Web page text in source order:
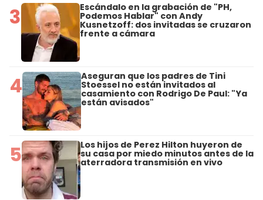
3 Escándalo en la grabación de "PH,
Podemos Hablar" con Andy
Kusnetzoff: dos invitadas se cruzaron
frente a cámara
4 Aseguran que los padres de Tini
Stoessel no están invitados al
casamiento con Rodrigo De Paul: "Ya
están avisados"
5 Los hijos de Perez Hilton huyeron de
su casa por miedo minutos antes de la
aterradora transmisión en vivo